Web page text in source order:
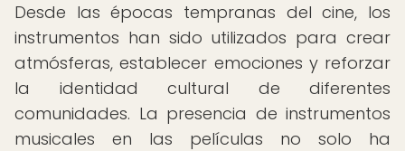
Desde las épocas tempranas del cine, los
instrumentos han sido utilizados para crear
atmósferas, establecer emociones y reforzar
la identidad cultural de diferentes
comunidades. La presencia de instrumentos
musicales en las películas no solo ha